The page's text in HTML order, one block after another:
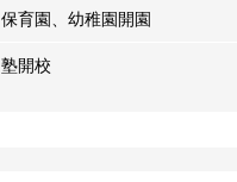
保育園、幼稚園開園
塾開校